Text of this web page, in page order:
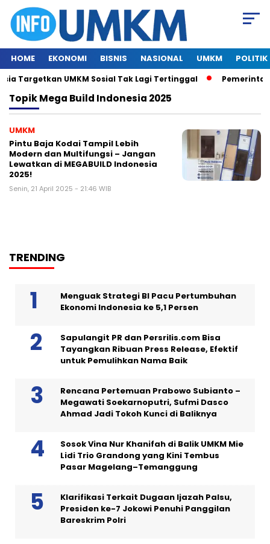
HOME EKONOMI BISNIS NASIONAL UMKM POLITIK
Targetkan UMKM Sosial Tak Lagi Tertinggal
TopikMega Build Indonesia 2025
UMKM
Pintu Baja Kodai Tampil Lebih
Modern dan Multifungsi – Jangan
Lewatkan di MEGABUILD Indonesia
2025!
Senin, 21 April 2025 - 21:46 WIB
TRENDING
Menguak Strategi BI Pacu Pertumbuhan
Ekonomi Indonesia ke 5,1 Persen
Sapulangit PR dan Persrilis.com Bisa
Tayangkan Ribuan Press Release, Efektif
untuk Pemulihkan Nama Baik
Rencana Pertemuan Prabowo Subianto –
Megawati Soekarnoputri, Sufmi Dasco
Ahmad Jadi Tokoh Kunci di Baliknya
Sosok Vina Nur Khanifah di Balik UMKM Mie
Lidi Trio Grandong yang Kini Tembus
Pasar Magelang–Temanggung
Klarifikasi Terkait Dugaan Ijazah Palsu,
Presiden ke-7 Jokowi Penuhi Panggilan
Bareskrim Polri